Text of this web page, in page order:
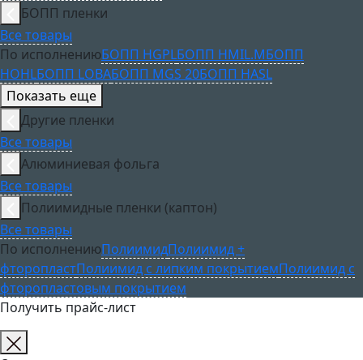
БОПП пленки
Все товары
По исполнениюБОПП HGPLБОПП HMIL.MБОПП
HOHLБОПП LOBAБОПП MGS 20БОПП HASL
Показать еще
Другие пленки
Все товары
Алюминиевая фольга
Все товары
Полиимидные пленки (каптон)
Все товары
По исполнениюПолиимидПолиимид +
фторопластПолиимид с липким покрытиемПолиимид с
фторопластовым покрытием
Получить прайс-лист